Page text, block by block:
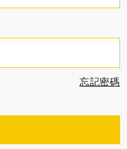
忘記密碼